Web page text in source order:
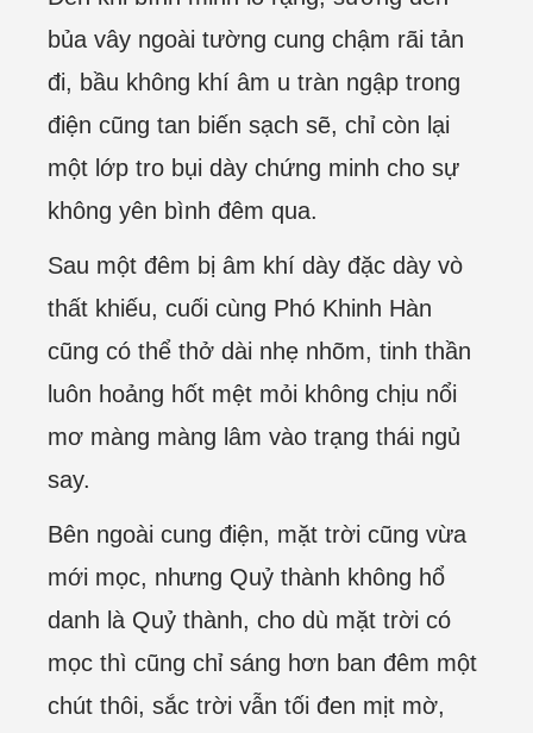
bủa vây ngoài tường cung chậm rãi tản
đi, bầu không khí âm u tràn ngập trong
điện cũng tan biến sạch sẽ, chỉ còn lại
một lớp tro bụi dày chứng minh cho sự
không yên bình đêm qua.
Sau một đêm bị âm khí dày đặc dày vò
thất khiếu, cuối cùng Phó Khinh Hàn
cũng có thể thở dài nhẹ nhõm, tinh thần
luôn hoảng hốt mệt mỏi không chịu nổi
mơ màng màng lâm vào trạng thái ngủ
say.
Bên ngoài cung điện, mặt trời cũng vừa
mới mọc, nhưng Quỷ thành không hổ
danh là Quỷ thành, cho dù mặt trời có
mọc thì cũng chỉ sáng hơn ban đêm một
chút thôi, sắc trời vẫn tối đen mịt mờ,